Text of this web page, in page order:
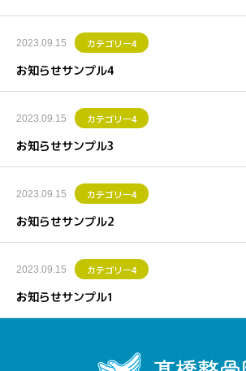
2023.09.15 カテゴリー4
お知らせサンプル4
2023.09.15 カテゴリー4
お知らせサンプル3
2023.09.15 カテゴリー4
お知らせサンプル2
2023.09.15 カテゴリー4
お知らせサンプル1